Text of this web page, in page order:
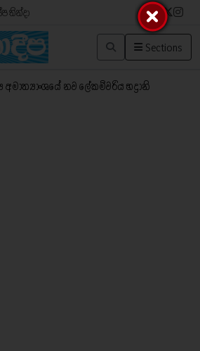
Sections
නව ලේකම්වරිය භද්‍රානි